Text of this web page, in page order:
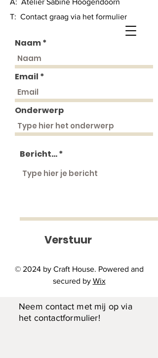
Interesse?
Neem contact met mij op via
het contactformulier!
A: Atelier Sabine Hoogendoorn
T: Contact graag via het formulier
Naam
Email
Onderwerp
Bericht...
Verstuur
© 2024 by Craft House. Powered and
secured by Wix